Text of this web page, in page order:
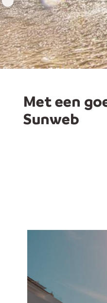
Met een
Sunweb